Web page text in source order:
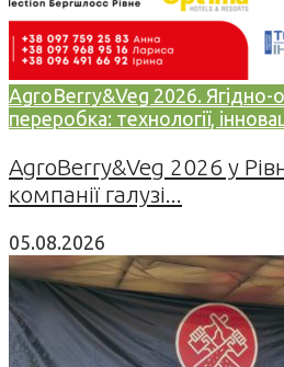
AgroBerry&Veg 2026. Ягідно-
переробка: технології,
AgroBerry&Veg 2026 у
компанії галузі...
05.08.2026